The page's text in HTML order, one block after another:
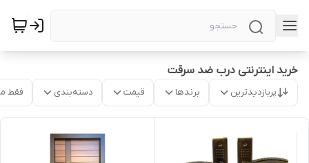
خرید اینترنتی درب ضد سرقت
پربازدیدترین برندها قیمت دسته‌بندی فقط